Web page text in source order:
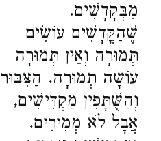
מִבְּקָדָשִׁים.
שֶׁהַקֳּדָשִׁים עוֹשִׂים
תְּמוּרָה וְאֵין תְּמוּרָה
עוֹשָׂה תְמוּרָה. הַצִּבּוּר
וְהַשֻּׁתָּפִין מַקְדִּישִׁים,
אֲבָל לֹא מְמִירִים.